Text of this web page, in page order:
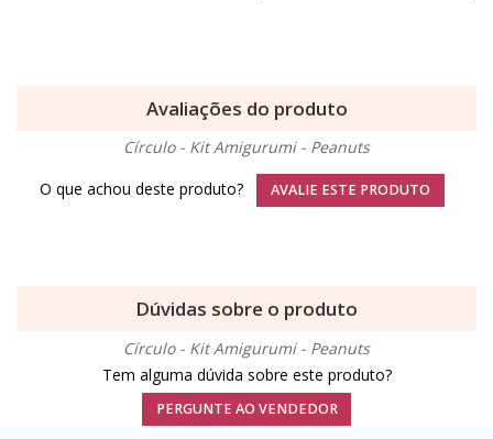
Avaliações do produto
Círculo - Kit Amigurumi - Peanuts
O que achou deste produto?
AVALIE ESTE PRODUTO
Dúvidas sobre o produto
Círculo - Kit Amigurumi - Peanuts
Tem alguma dúvida sobre este produto?
PERGUNTE AO VENDEDOR